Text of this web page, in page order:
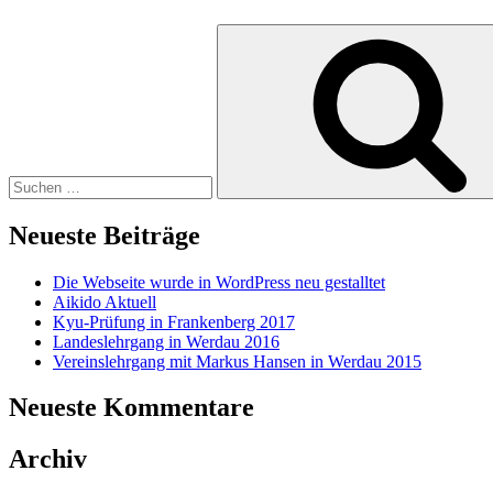
Neueste Beiträge
Die Webseite wurde in WordPress neu gestalltet
Aikido Aktuell
Kyu-Prüfung in Frankenberg 2017
Landeslehrgang in Werdau 2016
Vereinslehrgang mit Markus Hansen in Werdau 2015
Neueste Kommentare
Archiv